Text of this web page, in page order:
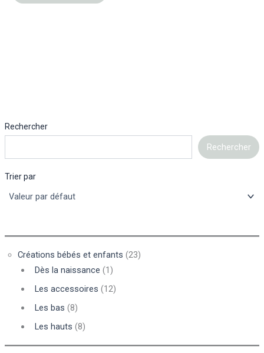
Rechercher
Rechercher
Trier par
Créations bébés et enfants (23)
Dès la naissance (1)
Les accessoires (12)
Les bas (8)
Les hauts (8)